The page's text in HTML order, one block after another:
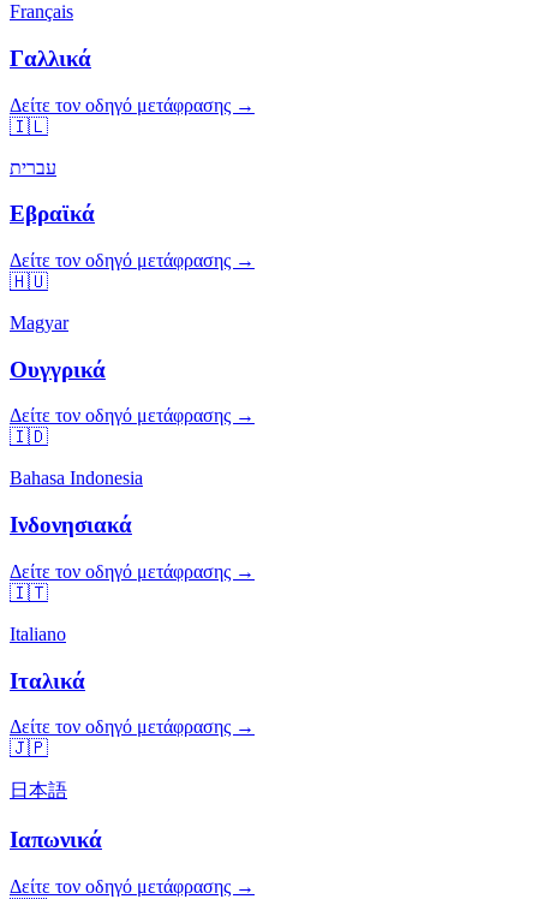
Français
Γαλλικά
Δείτε τον οδηγό μετάφρασης →
🇮🇱
עברית
Εβραϊκά
Δείτε τον οδηγό μετάφρασης →
🇭🇺
Magyar
Ουγγρικά
Δείτε τον οδηγό μετάφρασης →
🇮🇩
Bahasa Indonesia
Ινδονησιακά
Δείτε τον οδηγό μετάφρασης →
🇮🇹
Italiano
Ιταλικά
Δείτε τον οδηγό μετάφρασης →
🇯🇵
日本語
Ιαπωνικά
Δείτε τον οδηγό μετάφρασης →